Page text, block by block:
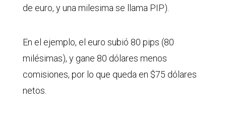
de euro, y una milesima se llama PIP).
En el ejemplo, el euro subió 80 pips (80
milésimas), y gane 80 dólares menos
comisiones, por lo que queda en $75 dólares
netos.